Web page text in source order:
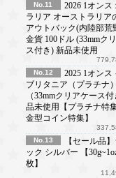
No.11
2026 1オンス
ラリア オーストラリア
アウトバック(内陸部荒
金貨 100ドル (33mmク
ス付き) 新品未使用
No.12
2025 1オンス
ブリタニア（プラチナ）
（33mmクリアケース
品未使用【プラチナ特
金型コイン特集】
No.13
【セール品
ック シルバー 【
枚】